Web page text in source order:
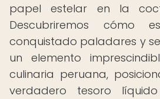
papel estelar en la
Descubriremos cómo
conquistado paladares y
un elemento
culinaria peruana,
verdadero tesoro